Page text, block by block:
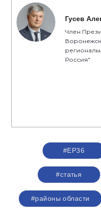
Гусев
Член
Россия"
#ЕР36
#статья
#районы области